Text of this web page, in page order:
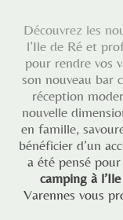
Découvrez les
l’Ile de Ré et
pour rendre vos
son nouveau bar
réception
nouvelle
en famille,
bénéficier d’un
a été pensé
camping à
Varennes vous